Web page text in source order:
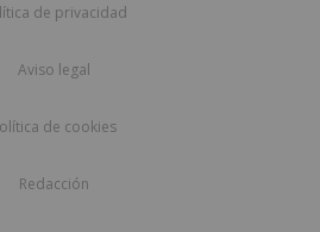
de privacidad
Aviso legal
de cookies
Redacción